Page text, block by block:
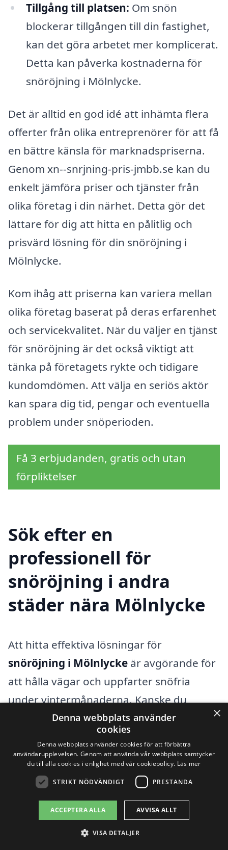
Tillgång till platsen: Om snön
blockerar tillgången till din fastighet,
kan det göra arbetet mer komplicerat.
Detta kan påverka kostnaderna för
snöröjning i Mölnlycke.
Det är alltid en god idé att inhämta flera
offerter från olika entreprenörer för att få
en bättre känsla för marknadspriserna.
Genom xn--snrjning-pris-jmbb.se kan du
enkelt jämföra priser och tjänster från
olika företag i din närhet. Detta gör det
lättare för dig att hitta en pålitlig och
prisvärd lösning för din snöröjning i
Mölnlycke.
Kom ihåg att priserna kan variera mellan
olika företag baserat på deras erfarenhet
och servicekvalitet. När du väljer en tjänst
för snöröjning är det också viktigt att
tänka på företagets rykte och tidigare
kundomdömen. Att välja en seriös aktör
kan spara dig tid, pengar och eventuella
problem under snöperioden.
Få 3 erbjudanden, gratis och utan
förpliktelser
Sök efter en
professionell för
snöröjning i andra
städer nära Mölnlycke
Att hitta effektiva lösningar för
snöröjning i Mölnlycke är avgörande för
att hålla vägar och uppfarter snöfria
under vintermånaderna. Kanske du
undrar över alternativen i
grannkommunerna? För att underlätta
din sökning har vi sammanställt en lista
över städer i närheten där du kan hitta
skickliga företag som erbjuder
snöröjningstjänster. Dessa inkluderar
bland annat Partille,Härryda
×
Denna webbplats använder
cookies
Denna webbplats använder cookies för att förbättra
användarupplevelsen. Genom att använda vår webbplats samtycker
du till alla cookies i enlighet med vår cookiepolicy. Läs mer
STRIKT NÖDVÄNDIGT PRESTANDA
ACCEPTERA ALLA AVVISA ALLT
VISA DETALJER